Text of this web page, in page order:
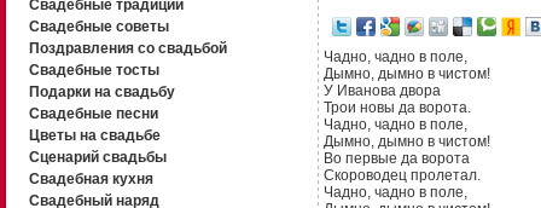
Свадебные традиции
Свадебные советы
Поздравления со свадьбой
Свадебные тосты
Подарки на свадьбу
Свадебные песни
Цветы на свадьбе
Сценарий свадьбы
Свадебная кухня
Свадебный наряд
Чадно, чадно в поле,
Дымно, дымно в чистом!
У Иванова двора
Трои новы да ворота.
Чадно, чадно в поле,
Дымно, дымно в чистом!
Во первые да ворота
Скороводец пролетал.
Чадно, чадно в поле,